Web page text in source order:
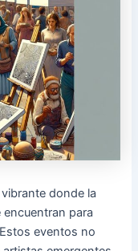
donde la
encuentran para
eventos no